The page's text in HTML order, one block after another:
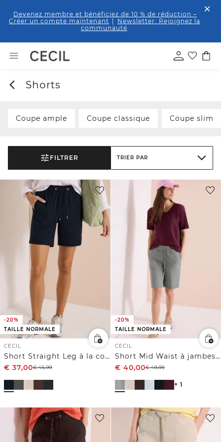
Devenez membre et bénéficiez de 10 % de réduction –
Créer un compte maintenant
Newsletter: Rejoignez la
communauté
Shorts
Coupe ample Coupe classique Coupe slim
FILTRER TRIER PAR
-20%
TAILLE NORMALE
CECIL
Short Straight Leg à la coupe Loose Fit
€ 37,00€45,99
-20%
TAILLE NORMALE
CECIL
Short Mid Waist à jambes droites, coupe décontractée
€ 40,00€49,99
+ 1